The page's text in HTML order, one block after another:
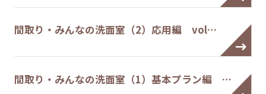
間取り・みんなの洗面室（2）応用編 vol…
間取り・みんなの洗面室（1）基本プラン編 …